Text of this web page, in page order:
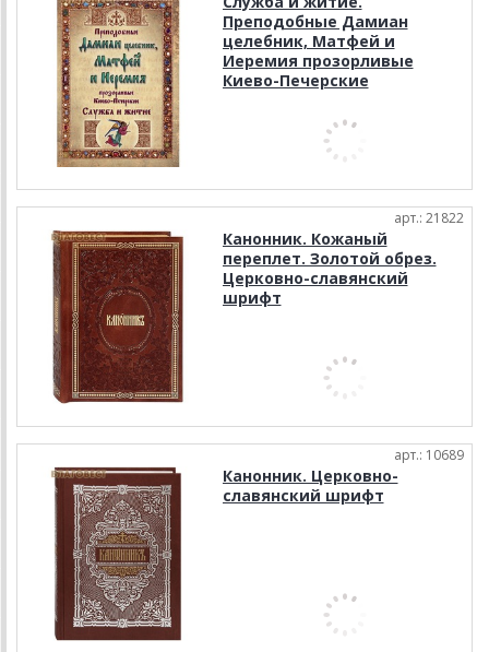
Преподобные Дамиан
целебник, Матфей и
Иеремия прозорливые
Киево-Печерские
арт.: 21822
Канонник. Кожаный
переплет. Золотой обрез.
Церковно-славянский
шрифт
арт.: 10689
Канонник. Церковно-
славянский шрифт